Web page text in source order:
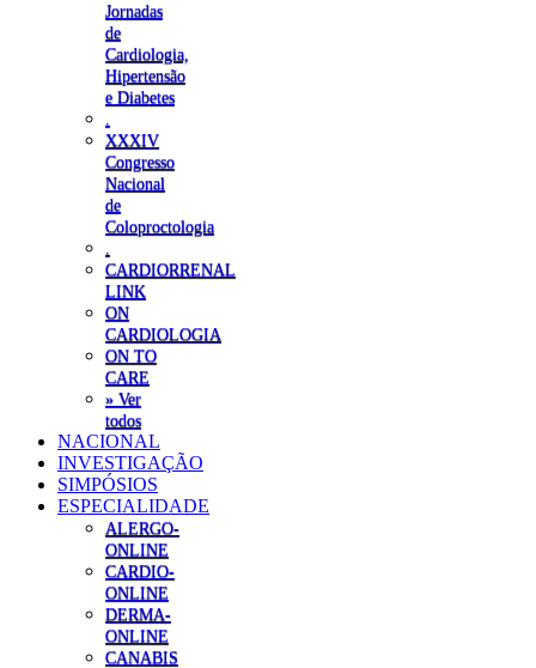
Jornadas
de
Cardiologia,
Hipertensão
e Diabetes
XXXIV
Congresso
Nacional
de
Coloproctologia
CARDIORRENAL
LINK
ON
CARDIOLOGIA
ON TO
CARE
» Ver
todos
NACIONAL
INVESTIGAÇÃO
SIMPÓSIOS
ESPECIALIDADE
ALERGO-
ONLINE
CARDIO-
ONLINE
DERMA-
ONLINE
CANABIS